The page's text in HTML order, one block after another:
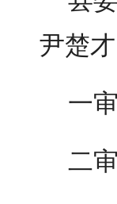
尹楚
一
二